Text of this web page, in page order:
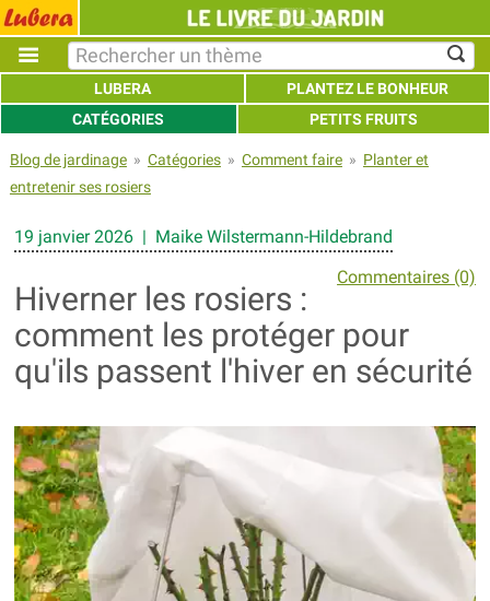
LUBERA
PLANTEZ LE BONHEUR
CATÉGORIES
PETITS FRUITS
Blog de jardinage» Catégories» Comment faire» Planter et
entretenir ses rosiers
19 janvier 2026 | Maike Wilstermann-Hildebrand
Commentaires (0)
Hiverner les rosiers :
comment les protéger pour
qu'ils passent l'hiver en sécurité